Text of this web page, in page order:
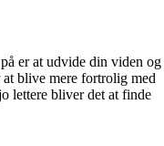
er at udvide din viden og
blive mere fortrolig med
lettere bliver det at finde